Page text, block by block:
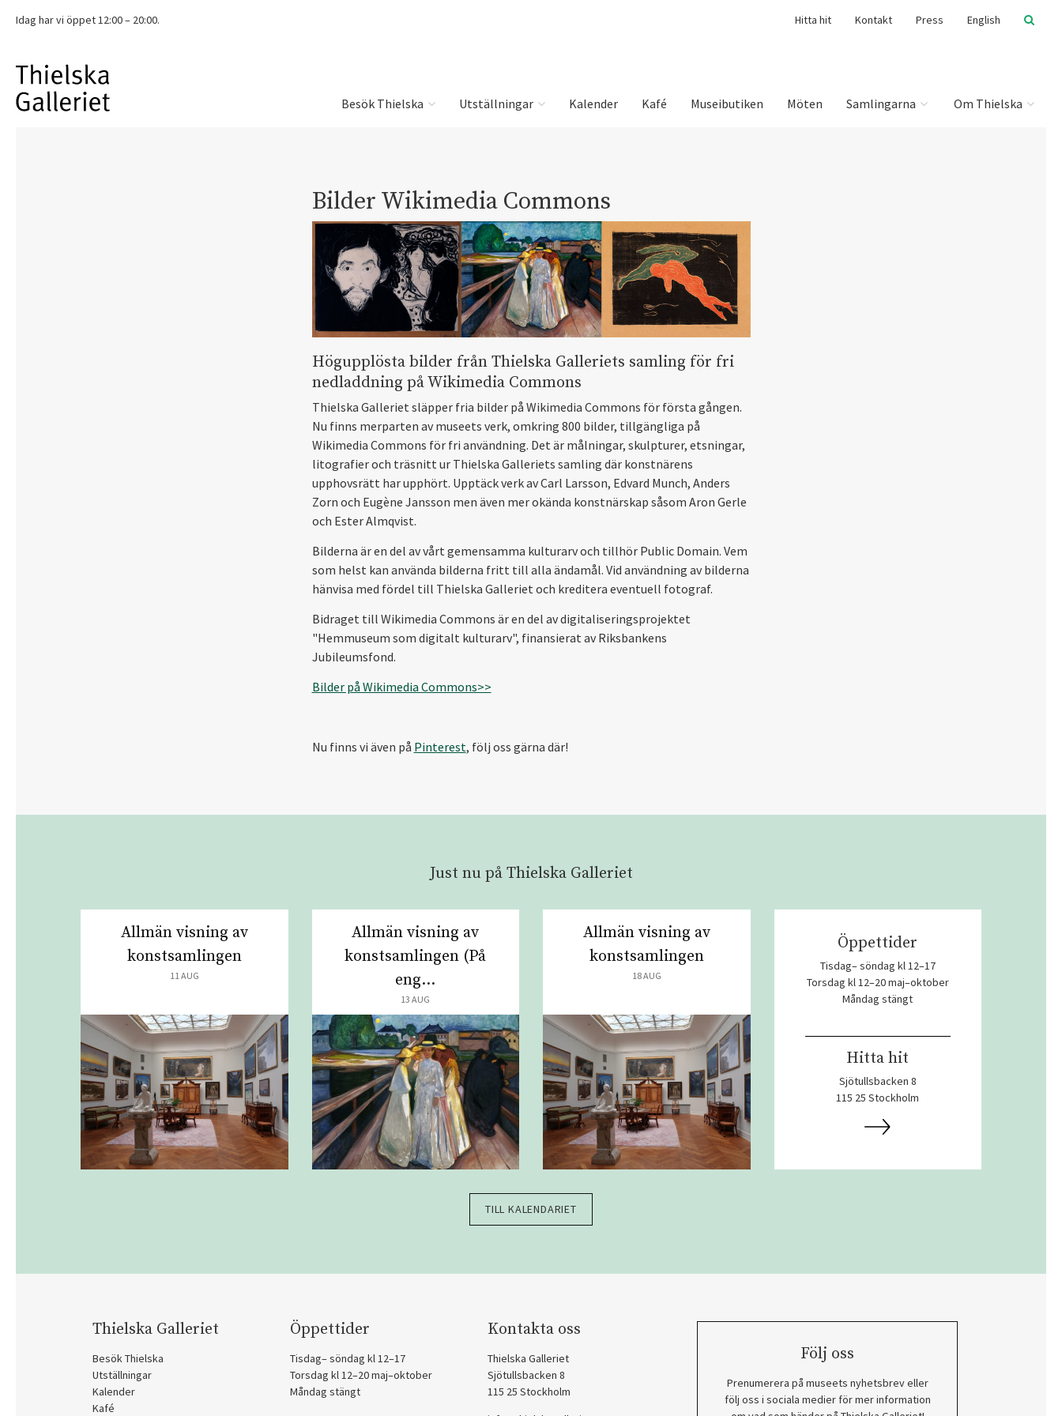
Idag har vi öppet 12:00 – 20:00. Hitta hit Kontakt Press English
Besök Thielska Utställningar Kalender Kafé Museibutiken Möten Samlingarna Om Thielska
Bilder Wikimedia Commons
Högupplösta bilder från Thielska Galleriets samling för fri
nedladdning på Wikimedia Commons
Thielska Galleriet släpper fria bilder på Wikimedia Commons för första gången.
Nu finns merparten av museets verk, omkring 800 bilder, tillgängliga på
Wikimedia Commons för fri användning. Det är målningar, skulpturer, etsningar,
litografier och träsnitt ur Thielska Galleriets samling där konstnärens
upphovsrätt har upphört. Upptäck verk av Carl Larsson, Edvard Munch, Anders
Zorn och Eugène Jansson men även mer okända konstnärskap såsom Aron Gerle
och Ester Almqvist.
Bilderna är en del av vårt gemensamma kulturarv och tillhör Public Domain. Vem
som helst kan använda bilderna fritt till alla ändamål. Vid användning av bilderna
hänvisa med fördel till Thielska Galleriet och kreditera eventuell fotograf.
Bidraget till Wikimedia Commons är en del av digitaliseringsprojektet
"Hemmuseum som digitalt kulturarv", finansierat av Riksbankens
Jubileumsfond.
Bilder på Wikimedia Commons>>
Nu finns vi även på Pinterest, följ oss gärna där!
Just nu på Thielska Galleriet
Allmän visning av
konstsamlingen
11 AUG
Allmän visning av
konstsamlingen (På
eng...
13 AUG
Allmän visning av
konstsamlingen
18 AUG
Öppettider
Tisdag– söndag kl 12–17
Torsdag kl 12–20 maj–oktober
Måndag stängt
Hitta hit
Sjötullsbacken 8
115 25 Stockholm
TILL KALENDARIET
Thielska Galleriet
Besök Thielska
Utställningar
Kalender
Kafé
Öppettider
Tisdag– söndag kl 12–17
Torsdag kl 12–20 maj–oktober
Måndag stängt
Kontakta oss
Thielska Galleriet
Sjötullsbacken 8
115 25 Stockholm
Följ oss
Prenumerera på museets nyhetsbrev eller
följ oss i sociala medier för mer information